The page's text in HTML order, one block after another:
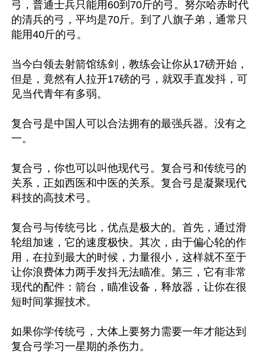
弓，普通士兵只能用60到70斤的弓。努尔哈赤时代
的清兵的弓，平均是70斤。到了八旗子弟，通常只
能用40斤的弓。
当今白领去射箭馆练剑，教练会让你从17磅开始，
但是，竟然有人拉开17磅的弓，就双手直发抖，可
见当代青年有多弱。
复合弓是中国人可以合法拥有的最强兵器。没有之
一。
复合弓，你也可以叫他现代弓。复合弓和传统弓的
关系，正如西医和中医的关系。复合弓是凝聚现代
科技的高技术弓。
复合弓与传统弓比，优点是极大的。首先，通过滑
轮组加速，它的速度极快。其次，由于偏心轮的作
用，在拉到最大的时候，力量很小，这样就不至于
让你浪费体力两手发抖无法瞄准。第三，它有非常
现代的配件：箭台，瞄准设备，释放器，让你在很
短时间掌握技术。
如果你学传统弓，大体上要努力需要一年才能达到
复合弓学习一星期的杀伤力。